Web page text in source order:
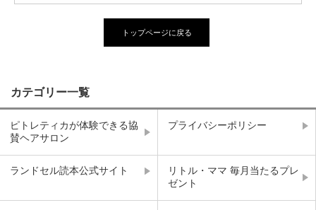
トップページに戻る
カテゴリー一覧
ピトレティカが体験できる協
賛ヘアサロン
プライバシーポリシー
ランドセル読本公式サイト
リトル・ママ 毎月当たるプレ
ゼント